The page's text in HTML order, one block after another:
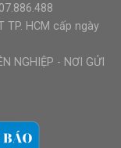
TP. HCM cấp ngày
NGHIỆP - NƠI GỬI